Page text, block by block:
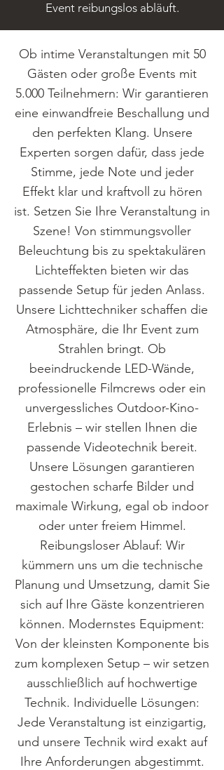
Event reibungslos abläuft.
Ob intime Veranstaltungen mit 50
Gästen oder große Events mit
5.000 Teilnehmern: Wir garantieren
eine einwandfreie Beschallung und
den perfekten Klang. Unsere
Experten sorgen dafür, dass jede
Stimme, jede Note und jeder
Effekt klar und kraftvoll zu hören
ist. Setzen Sie Ihre Veranstaltung in
Szene! Von stimmungsvoller
Beleuchtung bis zu spektakulären
Lichteffekten bieten wir das
passende Setup für jeden Anlass.
Unsere Lichttechniker schaffen die
Atmosphäre, die Ihr Event zum
Strahlen bringt. Ob
beeindruckende LED-Wände,
professionelle Filmcrews oder ein
unvergessliches Outdoor-Kino-
Erlebnis – wir stellen Ihnen die
passende Videotechnik bereit.
Unsere Lösungen garantieren
gestochen scharfe Bilder und
maximale Wirkung, egal ob indoor
oder unter freiem Himmel.​
Reibungsloser Ablauf: Wir
kümmern uns um die technische
Planung und Umsetzung, damit Sie
sich auf Ihre Gäste konzentrieren
können. Modernstes Equipment:
Von der kleinsten Komponente bis
zum komplexen Setup – wir setzen
ausschließlich auf hochwertige
Technik. Individuelle Lösungen:
Jede Veranstaltung ist einzigartig,
und unsere Technik wird exakt auf
Ihre Anforderungen abgestimmt.​​